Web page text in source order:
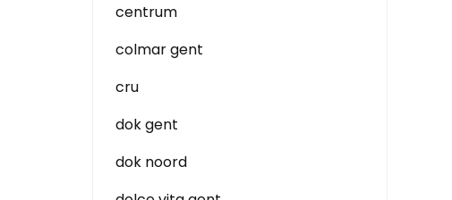
centrum
colmar gent
cru
dok gent
dok noord